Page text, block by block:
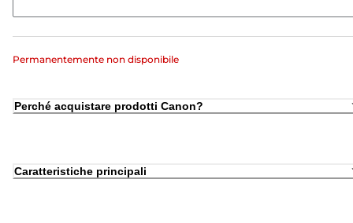
Permanentemente non disponibile
Perché acquistare prodotti Canon?
Caratteristiche principali